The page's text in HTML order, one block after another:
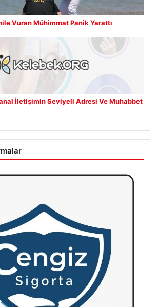
Vuran Mühimmat Panik Yarattı
İletişimin Seviyeli Adresi Ve Muhabbet